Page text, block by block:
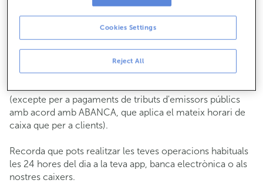
cita prèviai t'atendrem el dia i hora que
Operacions amb efectiu
Clients: de dilluns a divendres de 8:15 a 11:00
Si no ets client, l'horari de caixa serà elsdimarts i dijous
(excepte per a pagaments de tributs d'emissors públics
amb acord amb ABANCA, que aplica el mateix horari de
caixa que per a clients).
Recorda que pots realitzar les teves operacions habituals
les 24 hores del dia a la teva app, banca electrònica o als
nostres caixers.
Reject All
Cookies Settings